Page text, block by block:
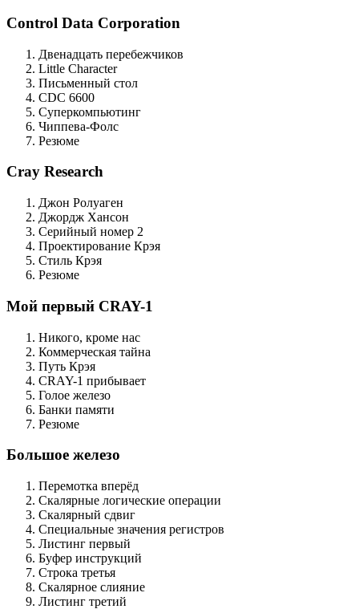
Control Data Corporation
Двенадцать перебежчиков
Little Character
Письменный стол
CDC 6600
Суперкомпьютинг
Чиппева-Фолс
Резюме
Cray Research
Джон Ролуаген
Джордж Хансон
Серийный номер 2
Проектирование Крэя
Стиль Крэя
Резюме
Мой первый CRAY-1
Никого, кроме нас
Коммерческая тайна
Путь Крэя
CRAY-1 прибывает
Голое железо
Банки памяти
Резюме
Большое железо
Перемотка вперёд
Скалярные логические операции
Скалярный сдвиг
Специальные значения регистров
Листинг первый
Буфер инструкций
Строка третья
Скалярное слияние
Листинг третий